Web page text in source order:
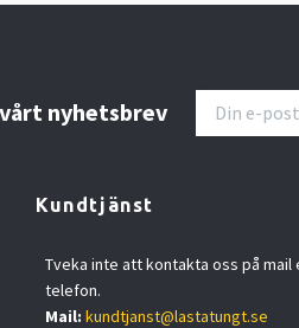
nyhetsbrev
Kundtjänst
Tveka inte att kontakta oss på mail
telefon.
Mail: kundtjanst@lastatungt.se